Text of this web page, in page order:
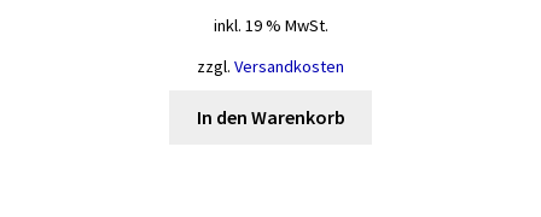
inkl. 19 % MwSt.
zzgl. Versandkosten
In den Warenkorb